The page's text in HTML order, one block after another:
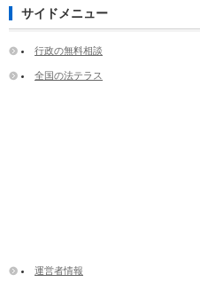
サイドメニュー
行政の無料相談
全国の法テラス
運営者情報